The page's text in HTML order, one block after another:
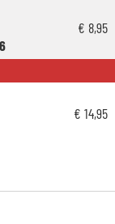
€ 8,95
€ 14,95